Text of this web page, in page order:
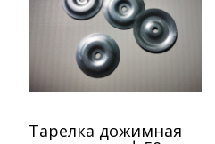
Тарелка дожимная